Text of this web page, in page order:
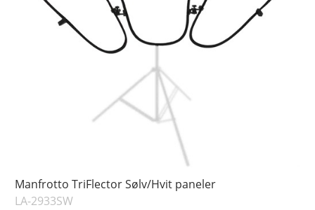
Manfrotto TriFlector Sølv/Hvit paneler
LA-2933SW